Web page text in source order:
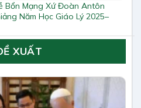
Bổn Mạng Xứ Đoàn Antôn
Năm Học Giáo Lý 2025–
XUẤT